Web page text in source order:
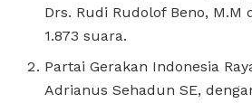
Drs. Rudi Rudolof Beno, M.M
1.873 suara.
Partai Gerakan Indonesia
Adrianus Sehadun SE,